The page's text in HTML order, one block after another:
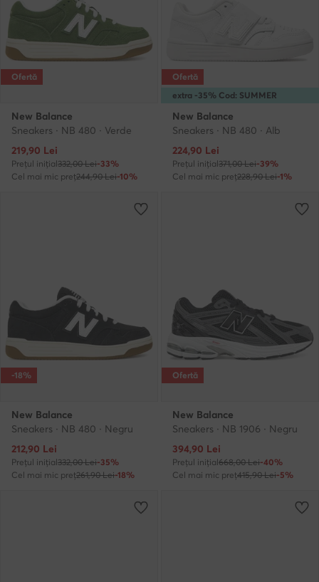
Ofertă
New Balance
Sneakers · NB 480 · Verde
Prețul actual
219,90 Lei
Prețul inițial332,00 Lei-33%
Cel mai mic preț244,90 Lei-10%
extra -35% Cod: SUMMER
Ofertă
New Balance
Sneakers · NB 480 · Alb
Prețul actual
224,90 Lei
Prețul inițial371,00 Lei-39%
Cel mai mic preț228,90 Lei-1%
-18%
New Balance
Sneakers · NB 480 · Negru
Prețul actual
212,90 Lei
Prețul inițial332,00 Lei-35%
Cel mai mic preț261,90 Lei-18%
Ofertă
New Balance
Sneakers · NB 1906 · Negru
Prețul actual
394,90 Lei
Prețul inițial668,00 Lei-40%
Cel mai mic preț415,90 Lei-5%